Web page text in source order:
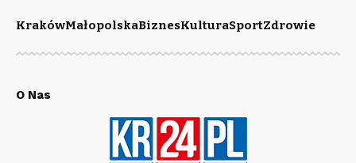
KrakówMałopolskaBiznesKulturaSportZdrowie
O Nas